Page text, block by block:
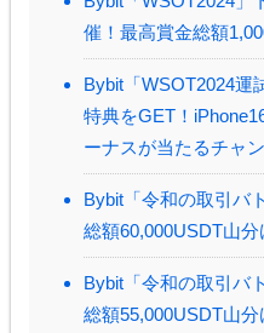
催！最高賞金総額
Bybit「WSOT2024運
特典をGET！
ーナスが当たるチャ
Bybit「令和の取引バ
総額60,000USDT山
Bybit「令和の取引バ
総額55,000USDT山